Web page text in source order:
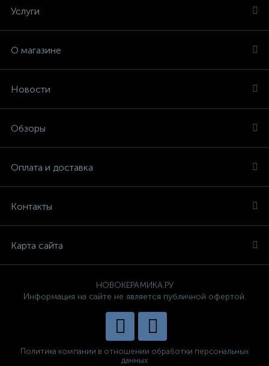
Услуги
О магазине
Новости
Обзоры
Оплата и доставка
Контакты
Карта сайта
НОВОКЕРАМИКА.РУ
Информация на сайте не является публичной офертой.
Политика компании в отношении обработки персональных
данных